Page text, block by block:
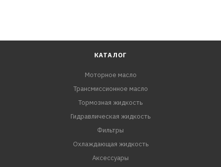
КАТАЛОГ
Моторное масло
Трансмиссионное масло
Тормозная жидкость
Гидравлическая жидкость
Фильтры
Охлаждающая жидкость
Аксессуары